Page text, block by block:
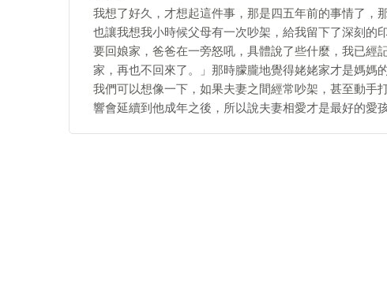
我想了好久，才想起這件事，那是四五年前的事情了，
也讓我想我小時候父母有一次吵架，給我留下了深刻的
要回娘家，爸爸在一旁怒吼，具體說了些什麼，我已經
家，再也不回來了。」那時朦朧地覺得姥姥家才是媽媽的
我們可以想像一下，如果夫妻之間經常吵架，甚至動手
響會延續到他成年之後，所以說夫妻相愛才是最好的愛孩